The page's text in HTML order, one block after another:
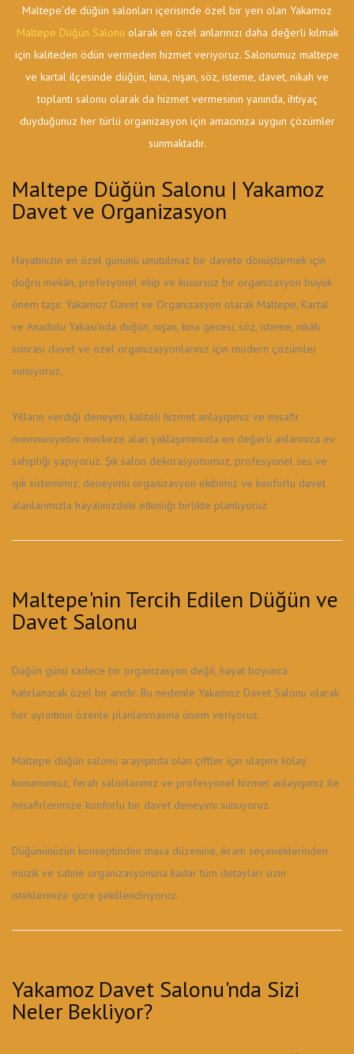
Maltepe'de düğün salonları içerisinde özel bir yeri olan Yakamoz
Maltepe Düğün Salonu olarak en özel anlarınızı daha değerli kılmak
için kaliteden ödün vermeden hizmet veriyoruz. Salonumuz maltepe
ve kartal ilçesinde düğün, kına, nişan, söz, isteme, davet, nikah ve
toplantı salonu olarak da hizmet vermesinin yanında, ihtiyaç
duyduğunuz her türlü organizasyon için amacınıza uygun çözümler
sunmaktadır.
Maltepe Düğün Salonu | Yakamoz
Davet ve Organizasyon
Hayatınızın en özel gününü unutulmaz bir davete dönüştürmek için
doğru mekân, profesyonel ekip ve kusursuz bir organizasyon büyük
önem taşır. Yakamoz Davet ve Organizasyon olarak Maltepe, Kartal
ve Anadolu Yakası'nda düğün, nişan, kına gecesi, söz, isteme, nikâh
sonrası davet ve özel organizasyonlarınız için modern çözümler
sunuyoruz.
Yılların verdiği deneyim, kaliteli hizmet anlayışımız ve misafir
memnuniyetini merkeze alan yaklaşımımızla en değerli anlarınıza ev
sahipliği yapıyoruz. Şık salon dekorasyonumuz, profesyonel ses ve
ışık sistemimiz, deneyimli organizasyon ekibimiz ve konforlu davet
alanlarımızla hayalinizdeki etkinliği birlikte planlıyoruz.
Maltepe'nin Tercih Edilen Düğün ve
Davet Salonu
Düğün günü sadece bir organizasyon değil, hayat boyunca
hatırlanacak özel bir anıdır. Bu nedenle Yakamoz Davet Salonu olarak
her ayrıntının özenle planlanmasına önem veriyoruz.
Maltepe düğün salonu arayışında olan çiftler için ulaşımı kolay
konumumuz, ferah salonlarımız ve profesyonel hizmet anlayışımız ile
misafirlerimize konforlu bir davet deneyimi sunuyoruz.
Düğününüzün konseptinden masa düzenine, ikram seçeneklerinden
müzik ve sahne organizasyonuna kadar tüm detayları sizin
isteklerinize göre şekillendiriyoruz.
Yakamoz Davet Salonu'nda Sizi
Neler Bekliyor?